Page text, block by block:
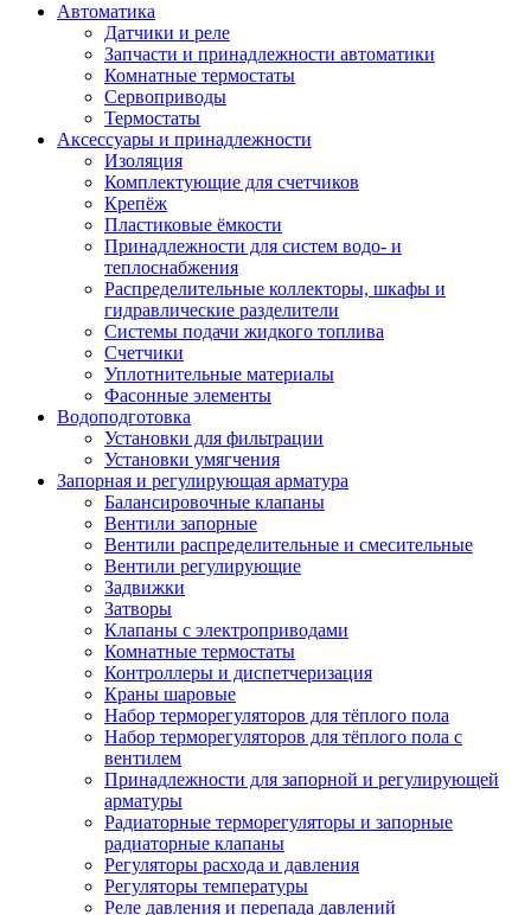
Автоматика
Датчики и реле
Запчасти и принадлежности автоматики
Комнатные термостаты
Сервоприводы
Термостаты
Аксессуары и принадлежности
Изоляция
Комплектующие для счетчиков
Крепёж
Пластиковые ёмкости
Принадлежности для систем водо- и
теплоснабжения
Распределительные коллекторы, шкафы и
гидравлические разделители
Системы подачи жидкого топлива
Счетчики
Уплотнительные материалы
Фасонные элементы
Водоподготовка
Установки для фильтрации
Установки умягчения
Запорная и регулирующая арматура
Балансировочные клапаны
Вентили запорные
Вентили распределительные и смесительные
Вентили регулирующие
Задвижки
Затворы
Клапаны с электроприводами
Комнатные термостаты
Контроллеры и диспетчеризация
Краны шаровые
Набор терморегуляторов для тёплого пола
Набор терморегуляторов для тёплого пола с
вентилем
Принадлежности для запорной и регулирующей
арматуры
Радиаторные терморегуляторы и запорные
радиаторные клапаны
Регуляторы расхода и давления
Регуляторы температуры
Реле давления и перепада давлений